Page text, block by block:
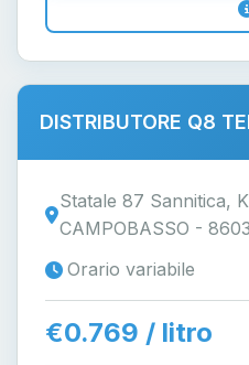
DISTRIBUTORE Q8
Statale 87 Sannitica,
CAMPOBASSO -
Orario variabile
€0.769 / litro